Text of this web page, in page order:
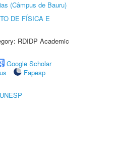
(Câmpus de Bauru)
DE FÍSICA E
RDIDP Academic
Google Scholar
Fapesp